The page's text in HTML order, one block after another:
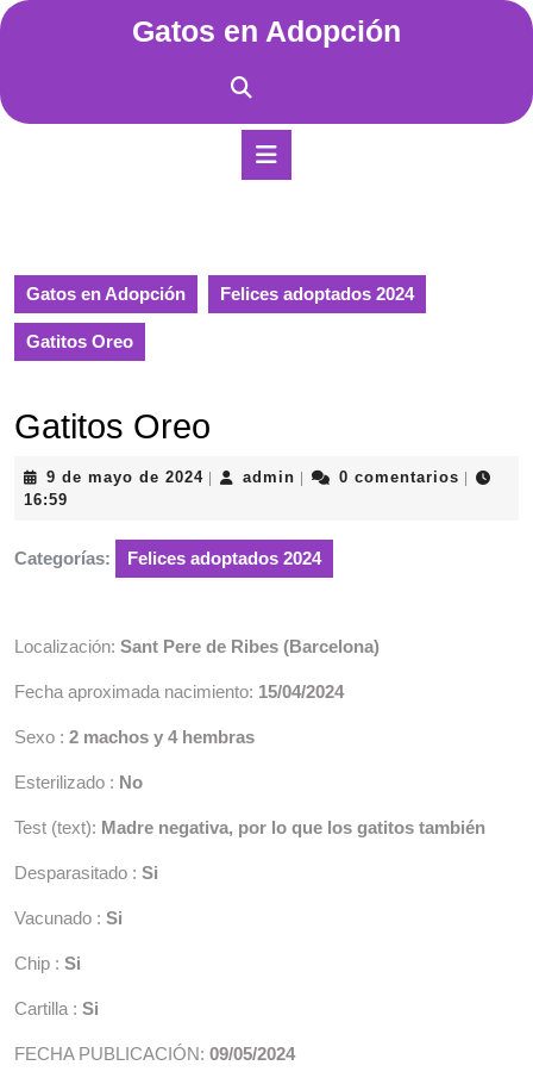
Saltar
Gatos en Adopción
Gatos en Adopción Felices adoptados 2024
Gatitos Oreo
Gatitos Oreo
9 de mayo de 20249
de
2024
admin admin0 comentarios
16:59
Categorías: Felices adoptados 2024
Localización: Sant Pere de Ribes (Barcelona)
Fecha aproximada nacimiento: 15/04/2024
Sexo : 2 machos y 4 hembras
Esterilizado : No
Test (text): Madre negativa, por lo que los gatitos también
Desparasitado : Si
Vacunado : Si
Chip : Si
Cartilla : Si
FECHA PUBLICACIÓN: 09/05/2024